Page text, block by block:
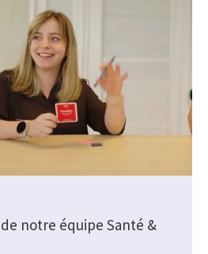
notre équipe Santé &